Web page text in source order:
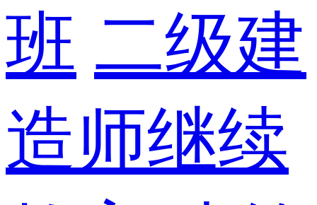
班 二级建
造师继续